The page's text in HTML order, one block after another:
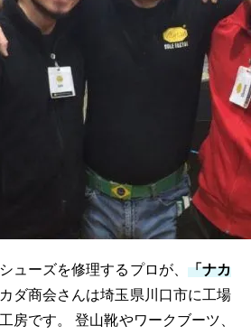
ューズを修理するプロが、 「ナカ
ダ商会さんは埼玉県川口市に工場
房です。 登山靴やワークブーツ、